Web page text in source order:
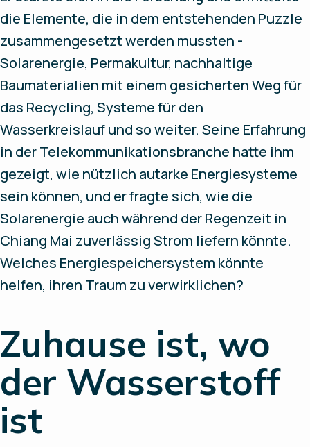
die Elemente, die in dem entstehenden Puzzle
zusammengesetzt werden mussten -
Solarenergie, Permakultur, nachhaltige
Baumaterialien mit einem gesicherten Weg für
das Recycling, Systeme für den
Wasserkreislauf und so weiter. Seine Erfahrung
in der Telekommunikationsbranche hatte ihm
gezeigt, wie nützlich autarke Energiesysteme
sein können, und er fragte sich, wie die
Solarenergie auch während der Regenzeit in
Chiang Mai zuverlässig Strom liefern könnte.
Welches Energiespeichersystem könnte
helfen, ihren Traum zu verwirklichen?
Zuhause ist, wo
der Wasserstoff
ist